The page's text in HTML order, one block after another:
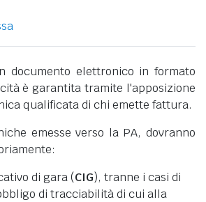
documento elettronico in formato
è garantita tramite l'apposizione
qualificata di chi emette fattura.
emesse verso la PA, dovranno
di gara (CIG), tranne i casi di
di tracciabilità di cui alla